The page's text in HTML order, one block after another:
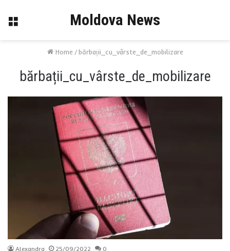
Menu Moldova News
Home / bărbații_cu_vârste_de_mobilizare
bărbații_cu_vârste_de_mobilizare
Alexandra 25/09/2022 0